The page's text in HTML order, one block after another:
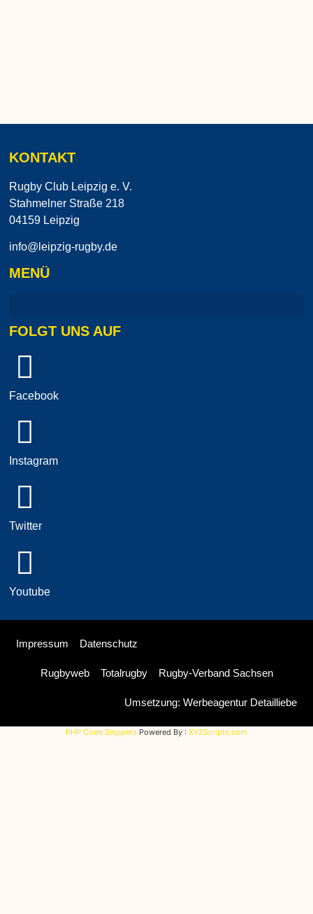
KONTAKT
Rugby Club Leipzig e. V.
Stahmelner Straße 218
04159 Leipzig
info@leipzig-rugby.de
MENÜ
FOLGT UNS AUF
Facebook
Instagram
Twitter
Youtube
Impressum Datenschutz
Rugbyweb Totalrugby Rugby-Verband Sachsen
Umsetzung: Werbeagentur Detailliebe
PHP Code Snippets Powered By : XYZScripts.com